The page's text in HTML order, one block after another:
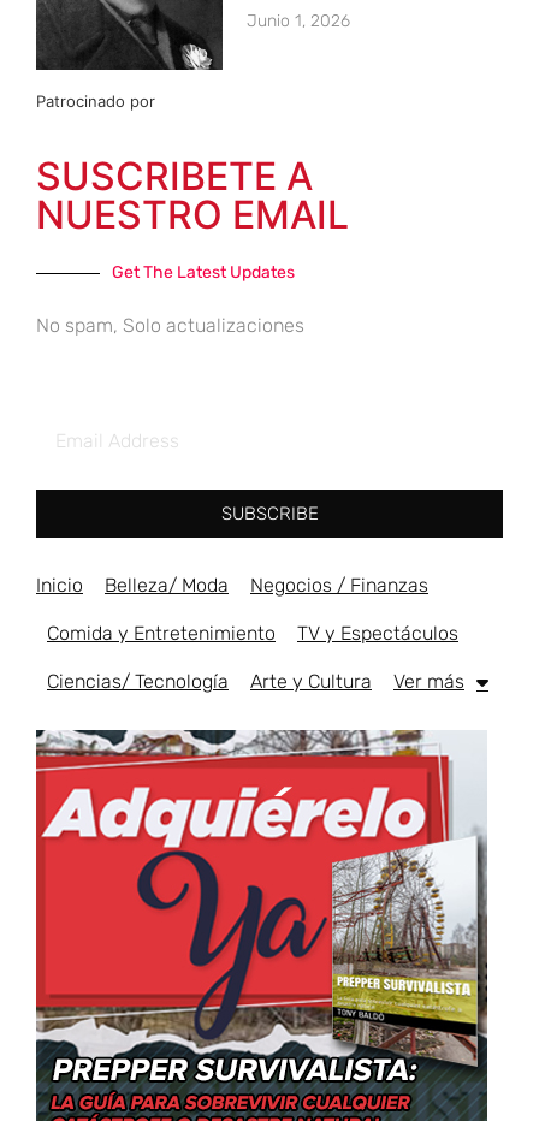
Junio 1, 2026
Patrocinado por
SUSCRIBETE A
NUESTRO EMAIL
Get The Latest Updates
No spam, Solo actualizaciones
SUBSCRIBE
Inicio Belleza/ Moda Negocios / Finanzas
Comida y Entretenimiento TV y Espectáculos
Ciencias/ Tecnología Arte y Cultura Ver más